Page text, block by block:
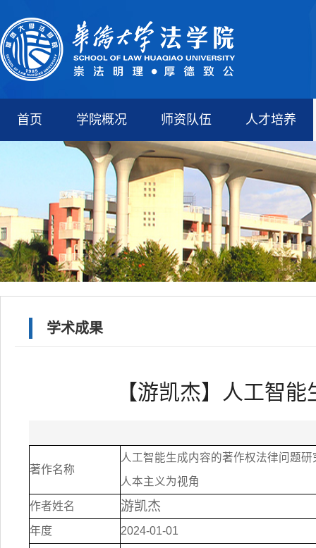
首页 学院概况 师资队伍 人才培养
学术成果
【游凯杰】人工智
著作名称
人工智能生成内容的著作权法律问题研
人本主义为视角
作者姓名 游凯杰
年度 2024-01-01